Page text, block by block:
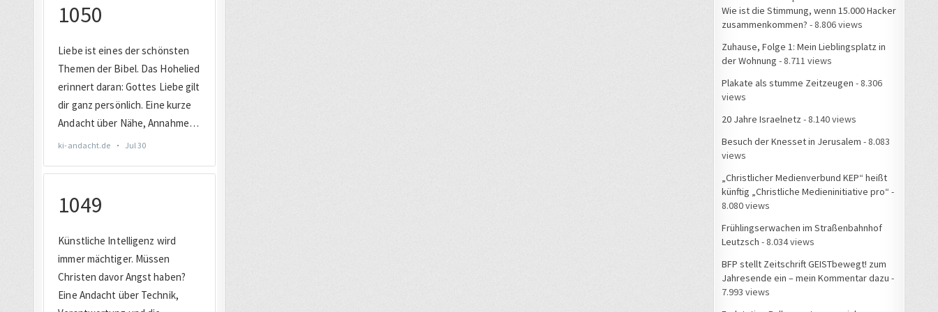
Wie ist die Stimmung, wenn 15.000 Hacker
zusammenkommen? - 8.806 views
Zuhause, Folge 1: Mein Lieblingsplatz in
der Wohnung - 8.711 views
Plakate als stumme Zeitzeugen - 8.306
views
20 Jahre Israelnetz - 8.140 views
Besuch der Knesset in Jerusalem - 8.083
views
„Christlicher Medienverbund KEP“ heißt
künftig „Christliche Medieninitiative pro“ -
8.080 views
Frühlingserwachen im Straßenbahnhof
Leutzsch - 8.034 views
BFP stellt Zeitschrift GEISTbewegt! zum
Jahresende ein – mein Kommentar dazu -
7.993 views